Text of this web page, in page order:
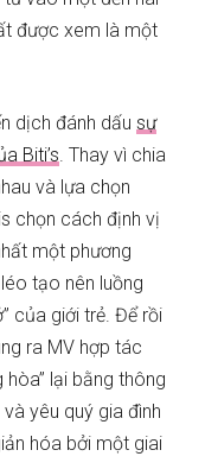
được xem là một
dịch đánh dấu sự
Biti’s . Thay vì chia
và lựa chọn
chọn cách định vị
một phương
tạo nên luồng
của giới trẻ. Để rồi
ra MV hợp tác
hòa” lại bằng thông
yêu quý gia đình
hóa bởi một giai